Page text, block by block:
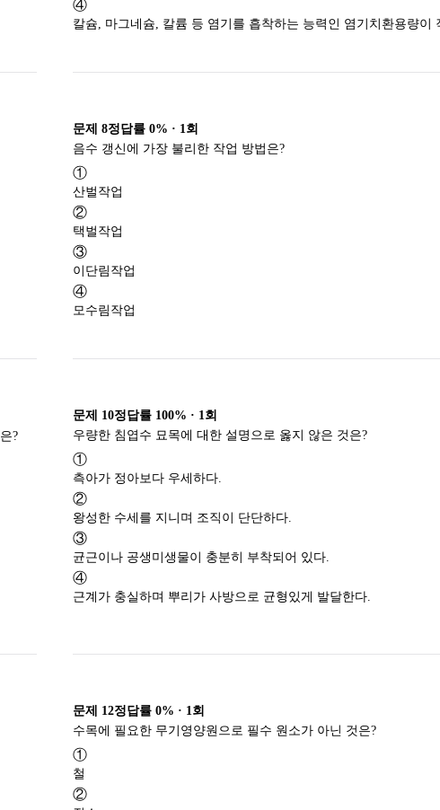
④
칼슘, 마그네슘, 칼륨 등 염기를 흡착하는 능력인 염기치환용량이
문제 8정답률 0% · 1 회
①
산벌작업
②
택벌작업
③
이단림작업
④
모수림작업
문제 10정답률 100% · 1 회
①
측아가 정아보다 우세하다.
②
왕성한 수세를 지니며 조직이 단단하다.
③
균근이나 공생미생물이 충분히 부착되어 있다.
④
근계가 충실하며 뿌리가 사방으로 균형있게 발달한다.
문제 12정답률 0% · 1 회
①
철
②